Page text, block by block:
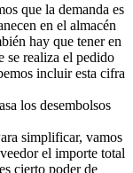
que la demanda es
en el almacén
hay que tener en
se realiza el pedido
incluir esta cifra
los desembolsos
simplificar, vamos
el importe total
cierto poder de